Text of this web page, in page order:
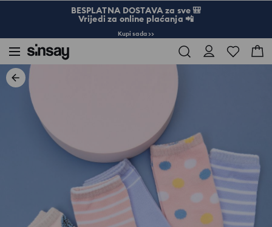
BESPLATNA DOSTAVA za sve 🎒
Vrijedi za online plaćanja 📲
Kupi sada >>